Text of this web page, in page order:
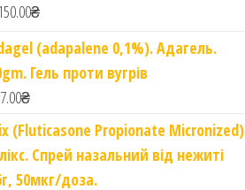
₴
(adapalene 0,1%). Адагель.
Гель проти вугрів
₴
(Fluticasone Propionate
Спрей назальний від нежиті
50мкг/доза.